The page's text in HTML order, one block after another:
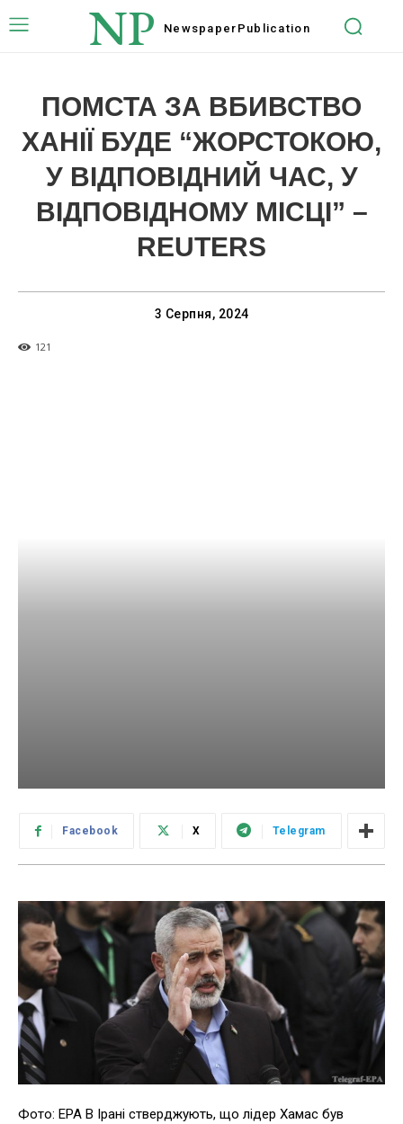
NP Newspaper Publication
ПОМСТА ЗА ВБИВСТВО
ХАНІЇ БУДЕ “ЖОРСТОКОЮ,
У ВІДПОВІДНИЙ ЧАС, У
ВІДПОВІДНОМУ МІСЦІ” –
REUTERS
3 Серпня, 2024
121
Facebook X Telegram
Фото: ЕРА В Ірані стверджують, що лідер Хамас був